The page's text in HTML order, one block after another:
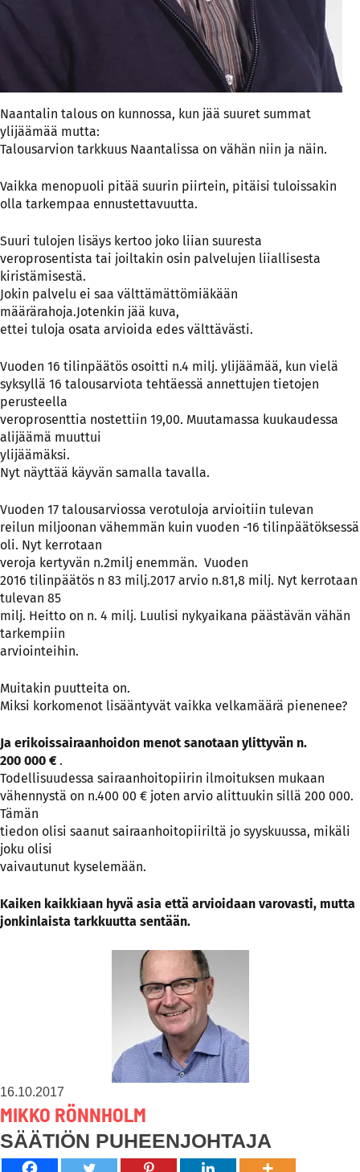
Naantalin talous on kunnossa, kun jää suuret summat
ylijäämää mutta:
Talousarvion tarkkuus Naantalissa on vähän niin ja näin.
Vaikka menopuoli pitää suurin piirtein, pitäisi tuloissakin
olla tarkempaa ennustettavuutta.
Suuri tulojen lisäys kertoo joko liian suuresta
veroprosentista tai joiltakin osin palvelujen liiallisesta
kiristämisestä.
Jokin palvelu ei saa välttämättömiäkään
määrärahoja.Jotenkin jää kuva,
ettei tuloja osata arvioida edes välttävästi.
Vuoden 16 tilinpäätös osoitti n.4 milj. ylijäämää, kun vielä
syksyllä 16 talousarviota tehtäessä annettujen tietojen
perusteella
veroprosenttia nostettiin 19,00. Muutamassa kuukaudessa
alijäämä muuttui
ylijäämäksi.
Nyt näyttää käyvän samalla tavalla.
Vuoden 17 talousarviossa verotuloja arvioitiin tulevan
reilun miljoonan vähemmän kuin vuoden -16 tilinpäätöksessä
oli. Nyt kerrotaan
veroja kertyvän n.2milj enemmän. Vuoden
2016 tilinpäätös n 83 milj.2017 arvio n.81,8 milj. Nyt kerrotaan
tulevan 85
milj. Heitto on n. 4 milj. Luulisi nykyaikana päästävän vähän
tarkempiin
arviointeihin.
Muitakin puutteita on.
Miksi korkomenot lisääntyvät vaikka velkamäärä pienenee?
Ja erikoissairaanhoidon menot sanotaan ylittyvän n.
200 000 € .
Todellisuudessa sairaanhoitopiirin ilmoituksen mukaan
vähennystä on n.400 00 € joten arvio alittuukin sillä 200 000.
Tämän
tiedon olisi saanut sairaanhoitopiiriltä jo syyskuussa, mikäli
joku olisi
vaivautunut kyselemään.
Kaiken kaikkiaan hyvä asia että arvioidaan varovasti, mutta
jonkinlaista tarkkuutta sentään.
16.10.2017
MIKKO RÖNNHOLM
SÄÄTIÖN PUHEENJOHTAJA